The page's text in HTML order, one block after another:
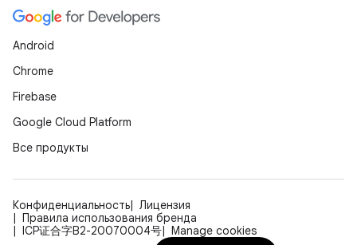
Android
Chrome
Firebase
Google Cloud Platform
Все продукты
Конфиденциальность
Лицензия
Правила использования бренда
ICP证合字B2-20070004号
Manage cookies